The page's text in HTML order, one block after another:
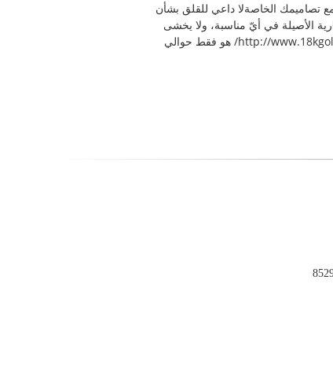
تصاميمك الخاصةلا داعي للقلق بشأن
الأصيلة في أيّ مناسبة، ولا يخشى
الأصدقاء من الاستفسار عن هذه العناصر.الأهم من ذلك، سعر الذهب الحقيقي والقطع الماسية التي صنعت من قبل http://www.18kgoldjewerlys.com/ هو فقط حوالي